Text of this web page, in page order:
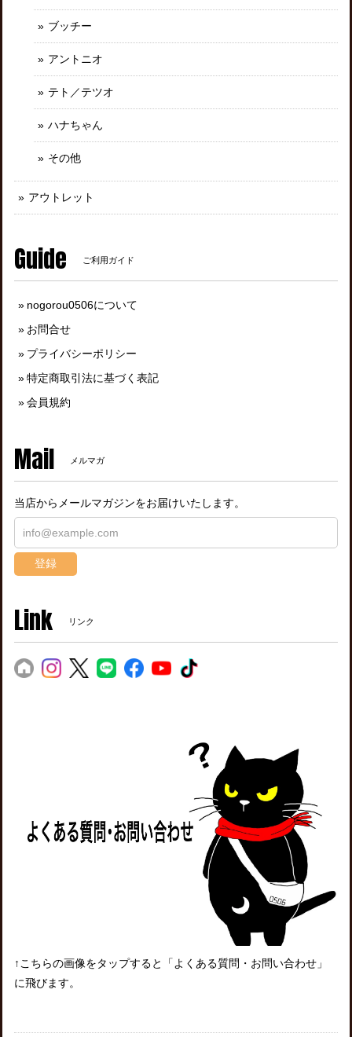
ブッチー
アントニオ
テト／テツオ
ハナちゃん
その他
アウトレット
Guide ご利用ガイド
nogorou0506について
お問合せ
プライバシーポリシー
特定商取引法に基づく表記
会員規約
Mail メルマガ
当店からメールマガジンをお届けいたします。
登録
Link リンク
↑こちらの画像をタップすると「よくある質問・お問い合わせ」
に飛びます。